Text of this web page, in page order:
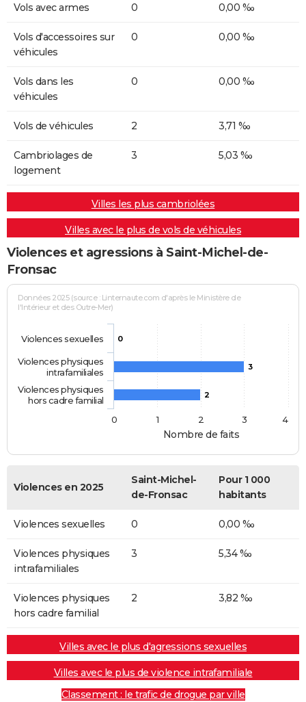
Vols avec armes 0 0,00 ‰
Vols d'accessoires sur
véhicules
0 0,00 ‰
Vols dans les
véhicules
0 0,00 ‰
Vols de véhicules 2 3,71 ‰
Cambriolages de
logement
3 5,03 ‰
Villes les plus cambriolées
Villes avec le plus de vols de véhicules
Violences et agressions à Saint-Michel-de-
Fronsac
Nombre de faits
Données 2025 (source : Linternaute.com d'après le Ministère de
l'Intérieur et des Outre-Mer)
0
3
2
Violences sexuelles
Violences physiques
intrafamiliales
Violences physiques
hors cadre familial
0
1 2 3 4
Violences en 2025
Saint-Michel-
de-Fronsac
Pour 1 000
habitants
Violences sexuelles 0 0,00 ‰
Violences physiques
intrafamiliales
3 5,34 ‰
Violences physiques
hors cadre familial
2 3,82 ‰
Villes avec le plus d'agressions sexuelles
Villes avec le plus de violence intrafamiliale
Classement : le trafic de drogue par ville